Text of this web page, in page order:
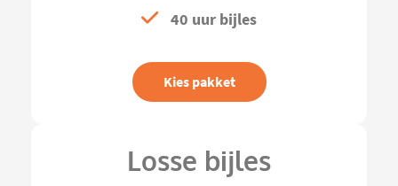
40 uur bijles
Kies pakket
Losse bijles